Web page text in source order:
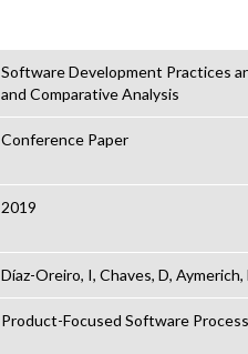
Software Development Practices
and Comparative Analysis
Conference Paper
2019
Díaz-Oreiro, I, Chaves, D,
Product-Focused Software